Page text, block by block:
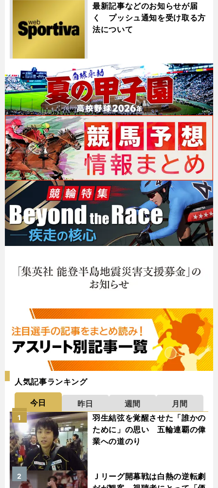
最新記事などのお知らせが届
く プッシュ通知を受け取る方
法について
人気記事ランキング
今日 昨日 週間
月間
羽生結弦を覚醒させた「誰かの
ために」の思い 五輪連覇の偉
業への道のり
1
Ｊリーグ開幕戦は白熱の逆転劇
2